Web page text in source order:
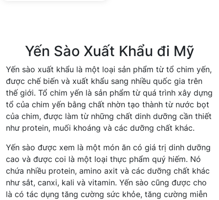
Yến Sào Xuất Khẩu đi Mỹ
Yến sào xuất khẩu là một loại sản phẩm từ tổ chim yến,
được chế biến và xuất khẩu sang nhiều quốc gia trên
thế giới. Tổ chim yến là sản phẩm từ quá trình xây dựng
tổ của chim yến bằng chất nhờn tạo thành từ nước bọt
của chim, được làm từ những chất dinh dưỡng cần thiết
như protein, muối khoáng và các dưỡng chất khác.
Yến sào được xem là một món ăn có giá trị dinh dưỡng
cao và được coi là một loại thực phẩm quý hiếm. Nó
chứa nhiều protein, amino axit và các dưỡng chất khác
như sắt, canxi, kali và vitamin. Yến sào cũng được cho
là có tác dụng tăng cường sức khỏe, tăng cường miễn